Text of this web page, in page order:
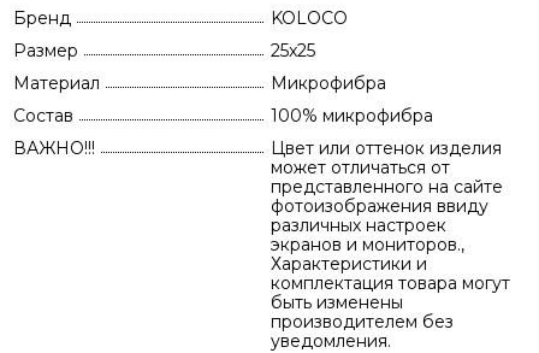
Бренд
KOLOCO
Размер
25x25
Материал
Микрофибра
Состав
100% микрофибра
ВАЖНО!!!
Цвет или оттенок изделия
может отличаться от
представленного на сайте
фотоизображения ввиду
различных настроек
экранов и мониторов.,
Характеристики и
комплектация товара могут
быть изменены
производителем без
уведомления.